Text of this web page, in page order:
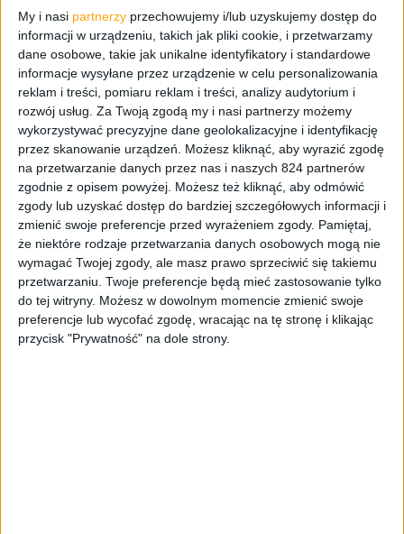
My i nasi partnerzy przechowujemy i/lub uzyskujemy dostęp do
informacji w urządzeniu, takich jak pliki cookie, i przetwarzamy
dane osobowe, takie jak unikalne identyfikatory i standardowe
informacje wysyłane przez urządzenie w celu personalizowania
reklam i treści, pomiaru reklam i treści, analizy audytorium i
rozwój usług. Za Twoją zgodą my i nasi partnerzy możemy
wykorzystywać precyzyjne dane geolokalizacyjne i identyfikację
przez skanowanie urządzeń. Możesz kliknąć, aby wyrazić zgodę
na przetwarzanie danych przez nas i naszych 824 partnerów
zgodnie z opisem powyżej. Możesz też kliknąć, aby odmówić
zgody lub uzyskać dostęp do bardziej szczegółowych informacji i
zmienić swoje preferencje przed wyrażeniem zgody. Pamiętaj,
że niektóre rodzaje przetwarzania danych osobowych mogą nie
wymagać Twojej zgody, ale masz prawo sprzeciwić się takiemu
przetwarzaniu. Twoje preferencje będą mieć zastosowanie tylko
do tej witryny. Możesz w dowolnym momencie zmienić swoje
preferencje lub wycofać zgodę, wracając na tę stronę i klikając
przycisk "Prywatność" na dole strony.
Smartfony
Samsung Galaxy A3 i Galaxy A5 na
kolejnych zdjęciach (aktualizacja: wideo)